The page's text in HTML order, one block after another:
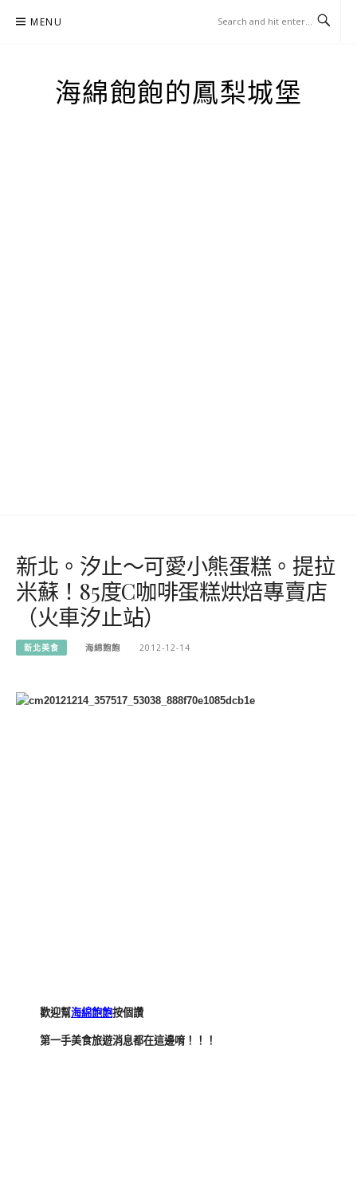
MENU
海綿飽飽的鳳梨城堡
新北。汐止～可愛小熊蛋糕。提拉
米蘇！85度C咖啡蛋糕烘焙專賣店
（火車汐止站）
新北美食 海綿飽飽 2012-12-14
歡迎幫海綿飽飽按個讚
第一手美食旅遊消息都在這邊唷！！！